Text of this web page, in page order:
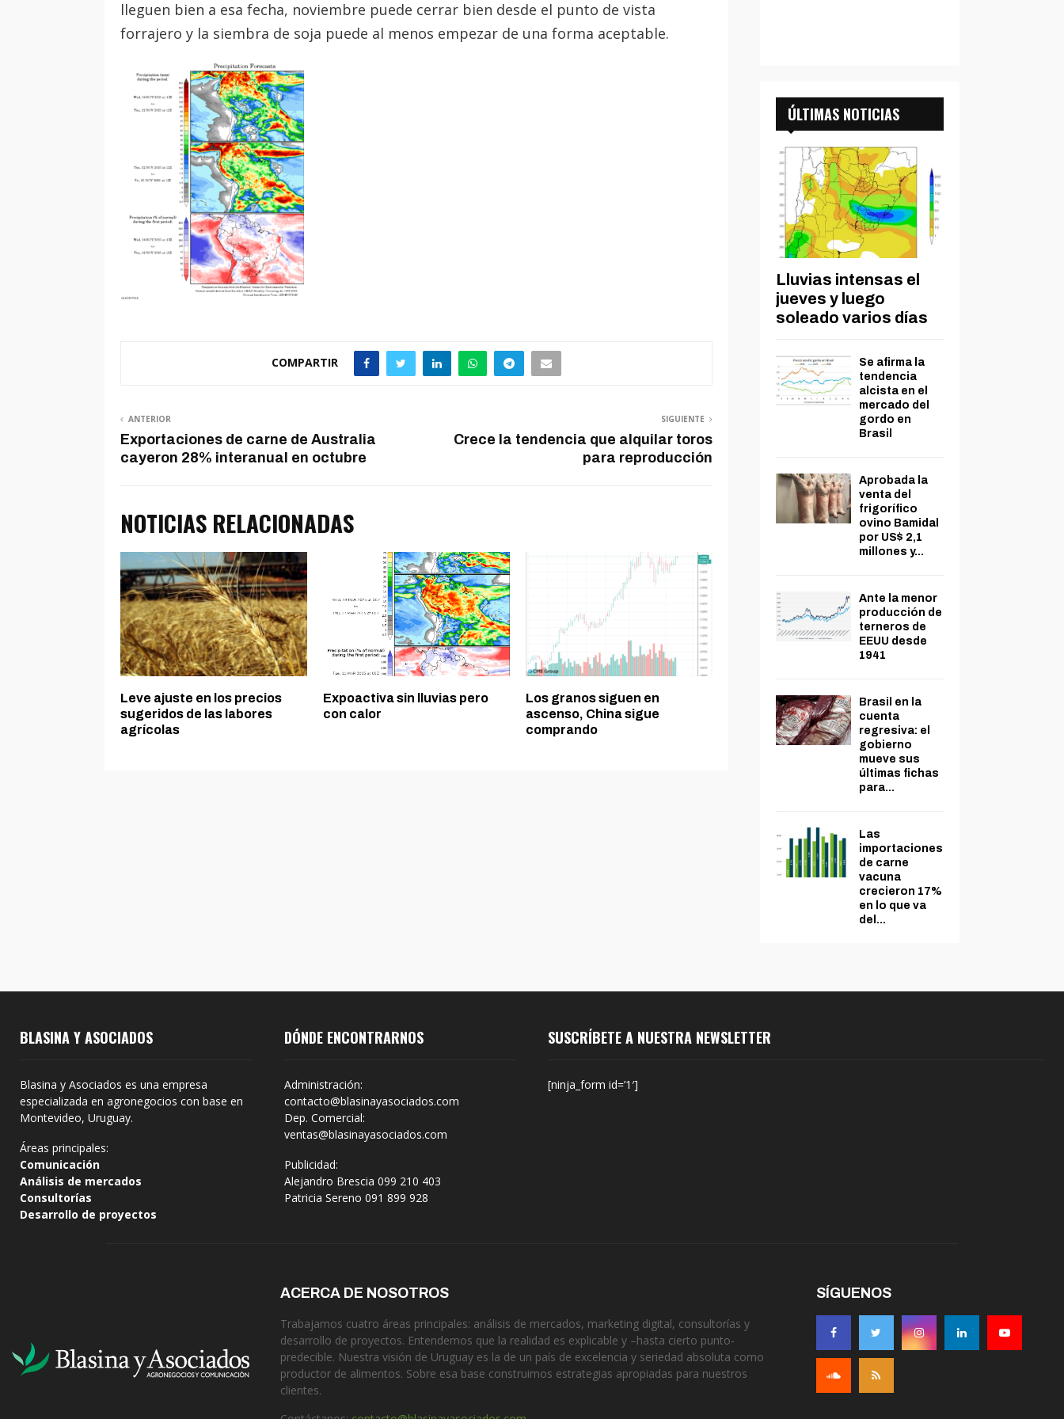
lleguen bien a esa fecha, noviembre puede cerrar bien desde el punto de vista
forrajero y la siembra de soja puede al menos empezar de una forma aceptable.
COMPARTIR
ANTERIOR
Exportaciones de carne de Australia
cayeron 28% interanual en octubre
SIGUIENTE
Crece la tendencia que alquilar toros
para reproducción
NOTICIAS RELACIONADAS
Leve ajuste en los precios
sugeridos de las labores
agrícolas
Expoactiva sin lluvias pero
con calor
Los granos siguen en
ascenso, China sigue
comprando
ÚLTIMAS NOTICIAS
Lluvias intensas el
jueves y luego
soleado varios días
Se afirma la
tendencia
alcista en el
mercado del
gordo en
Brasil
Aprobada la
venta del
frigorífico
ovino Bamidal
por US$ 2,1
millones y...
Ante la menor
producción de
terneros de
EEUU desde
1941
Brasil en la
cuenta
regresiva: el
gobierno
mueve sus
últimas fichas
para...
Las
importaciones
de carne
vacuna
crecieron 17%
en lo que va
del...
BLASINA Y ASOCIADOS
Blasina y Asociados es una empresa
especializada en agronegocios con base en
Montevideo, Uruguay.
Áreas principales:
Comunicación
Análisis de mercados
Consultorías
Desarrollo de proyectos
DÓNDE ENCONTRARNOS
Administración:
contacto@blasinayasociados.com
Dep. Comercial:
ventas@blasinayasociados.com
Publicidad:
Alejandro Brescia 099 210 403
Patricia Sereno 091 899 928
SUSCRÍBETE A NUESTRA NEWSLETTER
[ninja_form id=’1′]
ACERCA DE NOSOTROS
Trabajamos cuatro áreas principales: análisis de mercados, marketing digital, consultorías y
desarrollo de proyectos. Entendemos que la realidad es explicable y –hasta cierto punto-
predecible. Nuestra visión de Uruguay es la de un país de excelencia y seriedad absoluta como
productor de alimentos. Sobre esa base construimos estrategias apropiadas para nuestros
clientes.
SÍGUENOS